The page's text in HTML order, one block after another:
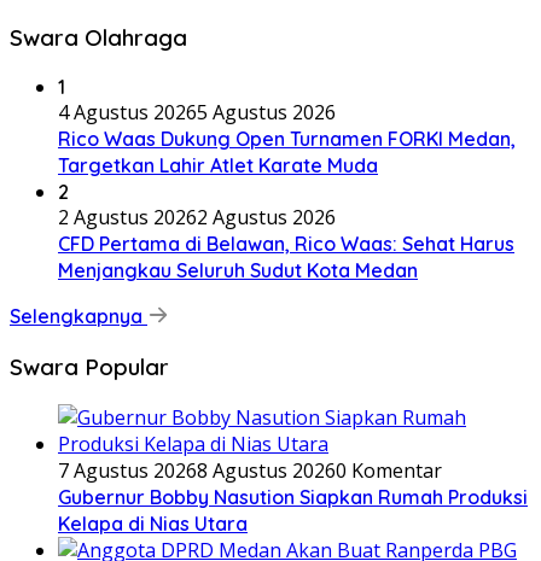
Swara Olahraga
1
4 Agustus 20265 Agustus 2026
Rico Waas Dukung Open Turnamen FORKI Medan,
Targetkan Lahir Atlet Karate Muda
2
2 Agustus 20262 Agustus 2026
CFD Pertama di Belawan, Rico Waas: Sehat Harus
Menjangkau Seluruh Sudut Kota Medan
Selengkapnya
Swara Popular
7 Agustus 20268 Agustus 20260 Komentar
Gubernur Bobby Nasution Siapkan Rumah Produksi
Kelapa di Nias Utara